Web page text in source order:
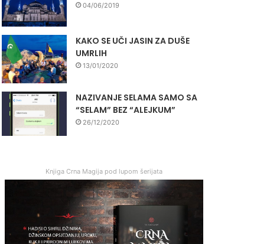
04/06/2019
KAKO SE UČI JASIN ZA DUŠE
UMRLIH
13/01/2020
NAZIVANJE SELAMA SAMO SA
“SELAM” BEZ “ALEJKUM”
26/12/2020
Knjiga Crna Magija pod lupom šerijata